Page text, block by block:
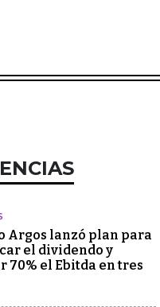
Argos lanzó plan para
el dividendo y
70% el Ebitda en tres